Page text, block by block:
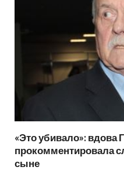
«Это убивало»: вдова
прокомментировала
сыне